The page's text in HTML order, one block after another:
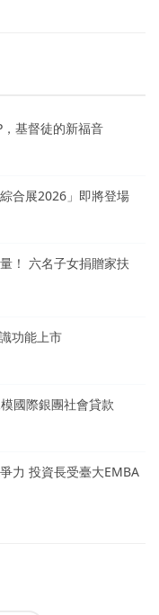
，基督徒的新福音
合展2026」即將登場
！ 六名子女捐贈家扶
功能上市
國際銀團社會貸款
力 投資長受臺大EMBA